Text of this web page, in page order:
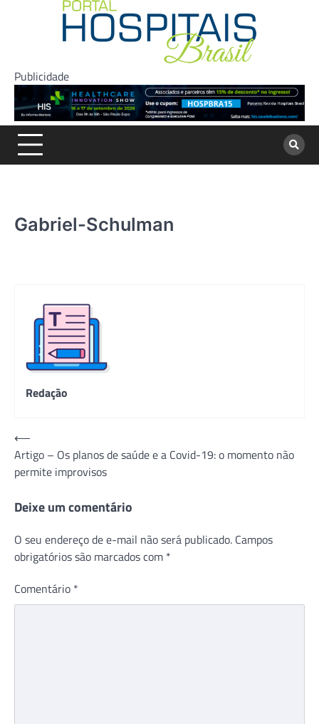
Publicidade
Gabriel-Schulman
Redação
Navegação
de
Post
⟵
Artigo – Os planos de saúde e a Covid-19: o momento não
permite improvisos
Deixe um comentário
O seu endereço de e-mail não será publicado. Campos
obrigatórios são marcados com *
Comentário *